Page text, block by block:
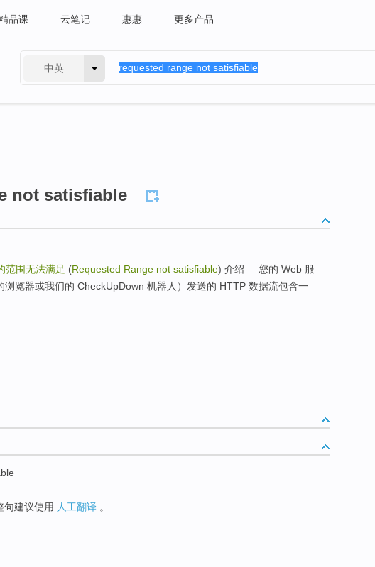
品课 云笔记 惠惠 更多产品
中英
not satisfiable
范围无法满足 (Requested Range not satisfiable) 介绍 您的 Web 服
浏览器或我们的 CheckUpDown 机器人）发送的 HTTP 数据流包含一
句建议使用 人工翻译 。